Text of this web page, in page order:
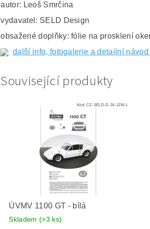
autor: Leoš Smrčina
vydavatel: SELD Design
obsažené doplňky: fólie na prosklení
další info, fotogalerie a detailní
Související produkty
Kód: CZ-SELD-D-24-12W-L
ÚVMV 1100 GT - bílá
Skladem (>3 ks)